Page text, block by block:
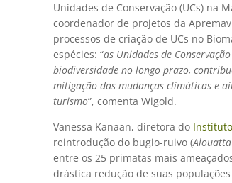
Unidades de Conservação (UCs) na
coordenador de projetos da
processos de criação de UCs no
espécies: “as Unidades de
biodiversidade no longo prazo,
mitigação das mudanças climáticas e
turismo”, comenta Wigold.
Vanessa Kanaan, diretora do
reintrodução do bugio-ruivo (
entre os 25 primatas mais
drástica redução de suas populações